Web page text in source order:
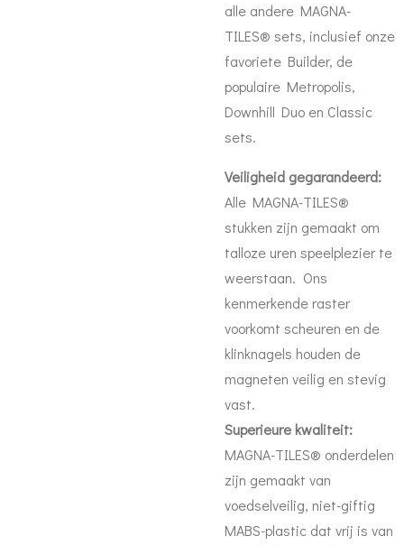
alle andere MAGNA-
TILES® sets, inclusief onze
favoriete Builder, de
populaire Metropolis,
Downhill Duo en Classic
sets.
Veiligheid gegarandeerd:
Alle MAGNA-TILES®
stukken zijn gemaakt om
talloze uren speelplezier te
weerstaan. Ons
kenmerkende raster
voorkomt scheuren en de
klinknagels houden de
magneten veilig en stevig
vast.
Superieure kwaliteit:
MAGNA-TILES® onderdelen
zijn gemaakt van
voedselveilig, niet-giftig
MABS-plastic dat vrij is van